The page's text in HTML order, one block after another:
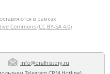
в рамках
Commons (CC BY-SA 4.0)
info@oralhistory.ru